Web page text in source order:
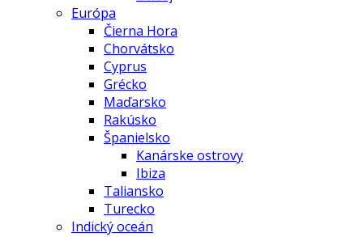
Európa
Čierna Hora
Chorvátsko
Cyprus
Grécko
Maďarsko
Rakúsko
Španielsko
Kanárske ostrovy
Ibiza
Taliansko
Turecko
Indický oceán